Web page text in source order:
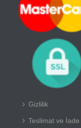
Gizlilik
Teslimat ve İade